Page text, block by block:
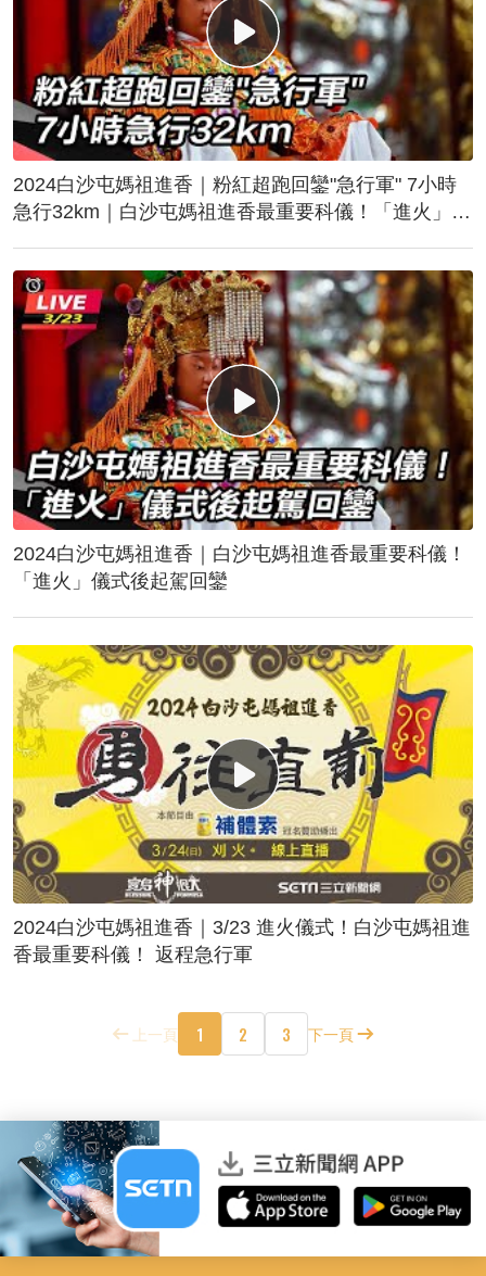
2024白沙屯媽祖進香｜粉紅超跑回鑾"急行軍" 7小時
急行32km｜白沙屯媽祖進香最重要科儀！「進火」儀
2024白沙屯媽祖進香｜白沙屯媽祖進香最重要科儀！
「進火」儀式後起駕回鑾
2024白沙屯媽祖進香｜3/23 進火儀式！白沙屯媽祖進
香最重要科儀！ 返程急行軍
上一頁 1 2 3 下一頁